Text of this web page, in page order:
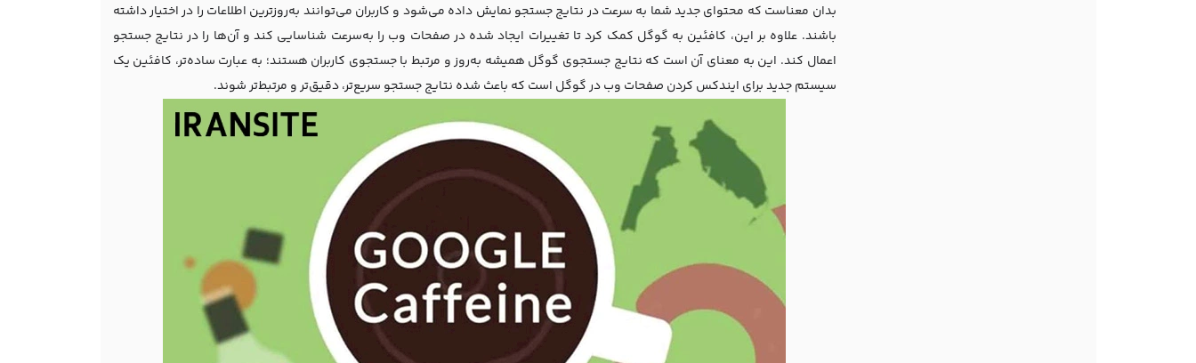
بدان معناست که محتوای جدید شما به سرعت در نتایج جستجو نمایش داده می‌شود و کاربران می‌توانند به‌روزترین اطلاعات را در اختیار داشته
باشند. علاوه بر این، کافئین به گوگل کمک کرد تا تغییرات ایجاد شده در صفحات وب را به‌سرعت شناسایی کند و آن‌ها را در نتایج جستجو
اعمال کند. این به معنای آن است که نتایج جستجوی گوگل همیشه به‌روز و مرتبط با جستجوی کاربران هستند؛ به عبارت ساده‌تر، کافئین یک
سیستم جدید برای ایندکس کردن صفحات وب در گوگل است که باعث شده نتایج جستجو سریع‌تر، دقیق‌تر و مرتبط‌تر شوند.